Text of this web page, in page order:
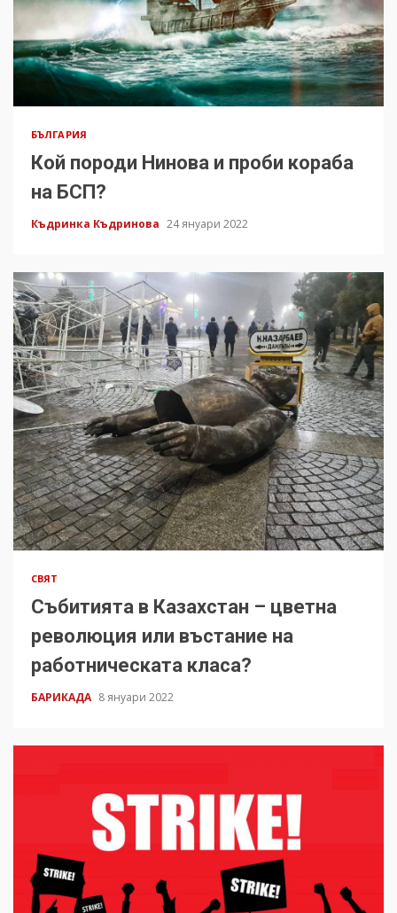
БЪЛГАРИЯ
Кой породи Нинова и проби кораба
на БСП?
Къдринка Къдринова 24 януари 2022
СВЯТ
Събитията в Казахстан – цветна
революция или въстание на
работническата класа?
БАРИКАДА 8 януари 2022